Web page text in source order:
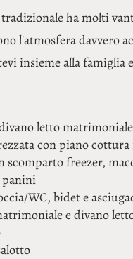
ha molti
l'atmosfera davvero
insieme alla famiglia
letto
con piano
freezer,
panini
WC, bidet e
e divano